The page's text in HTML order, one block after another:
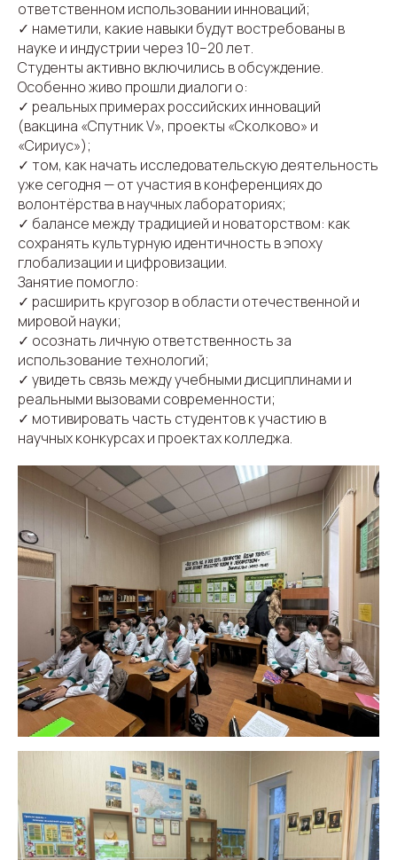
ответственном использовании инноваций;
✓ наметили, какие навыки будут востребованы в
науке и индустрии через 10–20 лет.
Студенты активно включились в обсуждение.
Особенно живо прошли диалоги о:
✓ реальных примерах российских инноваций
(вакцина «Спутник V», проекты «Сколково» и
«Сириус»);
✓ том, как начать исследовательскую деятельность
уже сегодня — от участия в конференциях до
волонтёрства в научных лабораториях;
✓ балансе между традицией и новаторством: как
сохранять культурную идентичность в эпоху
глобализации и цифровизации.
Занятие помогло:
✓ расширить кругозор в области отечественной и
мировой науки;
✓ осознать личную ответственность за
использование технологий;
✓ увидеть связь между учебными дисциплинами и
реальными вызовами современности;
✓ мотивировать часть студентов к участию в
научных конкурсах и проектах колледжа.